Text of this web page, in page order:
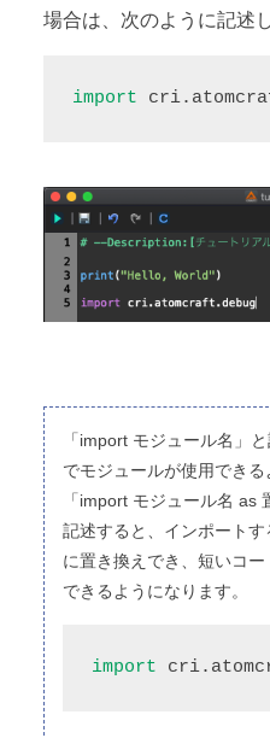
場合は、次のように記述
import
「import モジュール名」
でモジュールが使用できる
「import モジュール名 as
記述すると、インポート
に置き換えでき、短いコ
できるようになります。
import